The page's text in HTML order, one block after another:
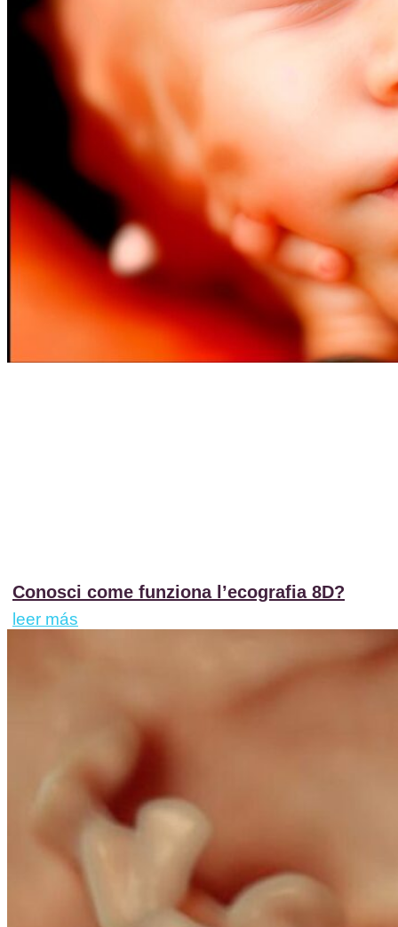
Conosci come funziona l’ecografia 8D?
leer más